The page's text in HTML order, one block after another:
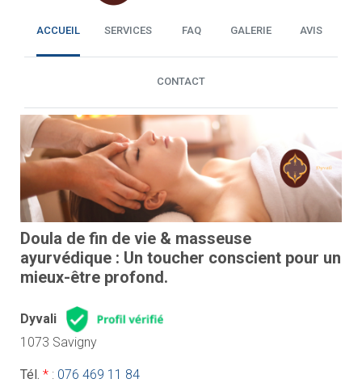
ACCUEIL SERVICES FAQ GALERIE AVIS
CONTACT
Doula de fin de vie & masseuse
ayurvédique : Un toucher conscient pour un
mieux-être profond.
Dyvali
1073 Savigny
Tél. *: 076 469 11 84